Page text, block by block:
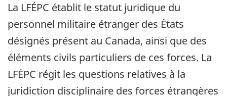
La LFÉPC établit le statut juridique du
personnel militaire étranger des États
désignés présent au Canada, ainsi que des
éléments civils particuliers de ces forces. La
LFÉPC régit les questions relatives à la
juridiction disciplinaire des forces étrangères